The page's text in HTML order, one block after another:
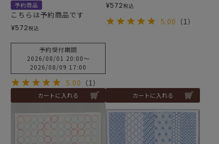
予約商品
こちらは予約商品です
¥572税込
予約受付期間
2026/08/01 20:00〜
2026/08/09 17:00
5.00 （1）
カートに入れる
¥572税込
5.00 （1）
カートに入れる